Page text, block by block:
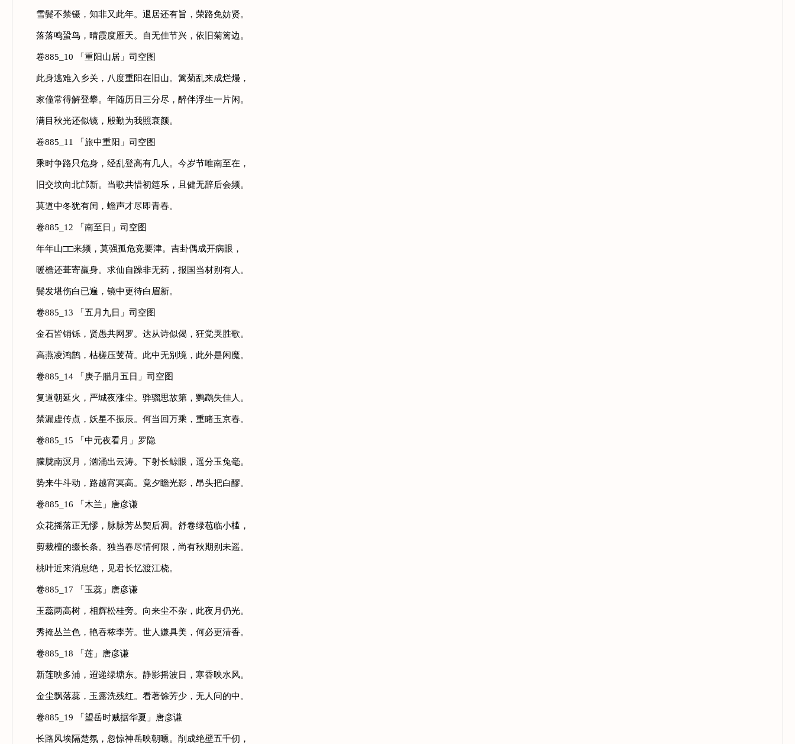
雪鬓不禁镊，知非又此年。退居还有旨，荣路免妨贤。
落落鸣蛩鸟，晴霞度雁天。自无佳节兴，依旧菊篱边。
卷885_10 「重阳山居」司空图
此身逃难入乡关，八度重阳在旧山。篱菊乱来成烂熳，
家僮常得解登攀。年随历日三分尽，醉伴浮生一片闲。
满目秋光还似镜，殷勤为我照衰颜。
卷885_11 「旅中重阳」司空图
乘时争路只危身，经乱登高有几人。今岁节唯南至在，
旧交坟向北邙新。当歌共惜初筵乐，且健无辞后会频。
莫道中冬犹有闰，蟾声才尽即青春。
卷885_12 「南至日」司空图
年年山□□来频，莫强孤危竞要津。吉卦偶成开病眼，
暖檐还葺寄羸身。求仙自躁非无药，报国当材别有人。
鬓发堪伤白已遍，镜中更待白眉新。
卷885_13 「五月九日」司空图
金石皆销铄，贤愚共网罗。达从诗似偈，狂觉哭胜歌。
高燕凌鸿鹄，枯槎压芰荷。此中无别境，此外是闲魔。
卷885_14 「庚子腊月五日」司空图
复道朝延火，严城夜涨尘。骅骝思故第，鹦鹉失佳人。
禁漏虚传点，妖星不振辰。何当回万乘，重睹玉京春。
卷885_15 「中元夜看月」罗隐
朦胧南溟月，汹涌出云涛。下射长鲸眼，遥分玉兔毫。
势来牛斗动，路越宵冥高。竟夕瞻光影，昂头把白醪。
卷885_16 「木兰」唐彦谦
众花摇落正无憀，脉脉芳丛契后凋。舒卷绿苞临小槛，
剪裁檀的缀长条。独当春尽情何限，尚有秋期别未遥。
桃叶近来消息绝，见君长忆渡江桡。
卷885_17 「玉蕊」唐彦谦
玉蕊两高树，相辉松桂旁。向来尘不杂，此夜月仍光。
秀掩丛兰色，艳吞秾李芳。世人嫌具美，何必更清香。
卷885_18 「莲」唐彦谦
新莲映多浦，迢递绿塘东。静影摇波日，寒香映水风。
金尘飘落蕊，玉露洗残红。看著馀芳少，无人问的中。
卷885_19 「望岳时贼据华夏」唐彦谦
长路风埃隔楚氛，忽惊神岳映朝曛。削成绝壁五千仞，